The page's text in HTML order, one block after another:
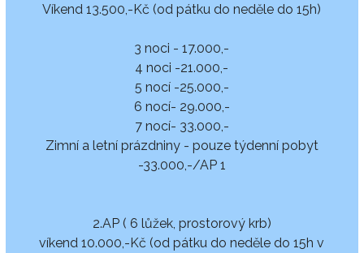
Víkend 13.500,-Kč (od pátku do neděle do 15h)
3 noci - 17.000,-
4 noci -21.000,-
5 nocí -25.000,-
6 nocí- 29.000,-
7 nocí- 33.000,-
Zimní a letní prázdniny - pouze týdenní pobyt
-33.000,-/AP 1
2.AP ( 6 lůžek, prostorový krb)
víkend 10.000,-Kč (od pátku do neděle do 15h v